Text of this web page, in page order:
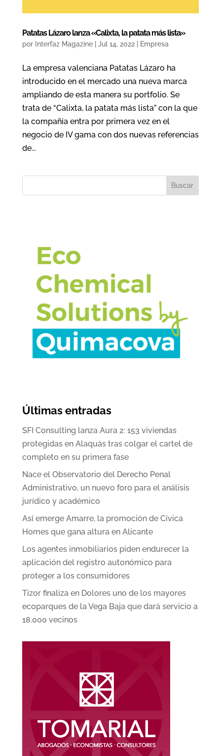
Patatas Lázaro lanza «Calixta, la patata más lista»
por Interfaz Magazine| Jul 14, 2022| Empresa
La empresa valenciana Patatas Lázaro ha
introducido en el mercado una nueva marca
ampliando de esta manera su portfolio. Se
trata de “Calixta, la patata más lista” con la que
la compañía entra por primera vez en el
negocio de IV gama con dos nuevas referencias
de...
Buscar
Últimas entradas
SFI Consulting lanza Aura 2: 153 viviendas
protegidas en Alaquàs tras colgar el cartel de
completo en su primera fase
Nace el Observatorio del Derecho Penal
Administrativo, un nuevo foro para el análisis
jurídico y académico
Así emerge Amarre, la promoción de Cívica
Homes que gana altura en Alicante
Los agentes inmobiliarios piden endurecer la
aplicación del registro autonómico para
proteger a los consumidores
Tizor finaliza en Dolores uno de los mayores
ecoparques de la Vega Baja que dará servicio a
18.000 vecinos